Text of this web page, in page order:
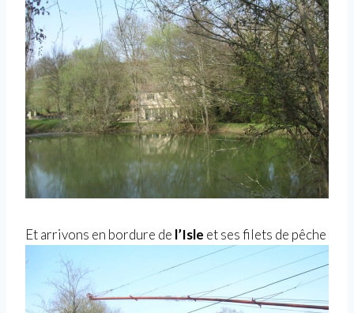
Et arrivons en bordure de l’Isle et ses filets de pêche